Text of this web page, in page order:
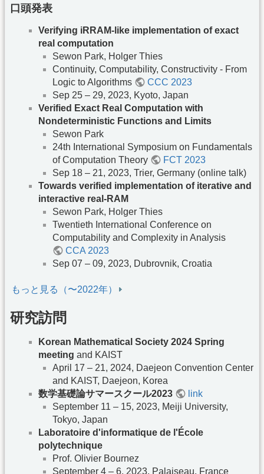
口頭発表
Verifying iRRAM-like implementation of exact
real computation
Sewon Park, Holger Thies
Continuity, Computability, Constructivity - From
Logic to Algorithms
CCC 2023
Sep 25 – 29, 2023, Kyoto, Japan
Verified Exact Real Computation with
Nondeterministic Functions and Limits
Sewon Park
24th International Symposium on Fundamentals
of Computation Theory
FCT 2023
Sep 18 – 21, 2023, Trier, Germany (online talk)
Towards verified implementation of iterative and
interactive real-RAM
Sewon Park, Holger Thies
Twentieth International Conference on
Computability and Complexity in Analysis
CCA 2023
Sep 07 – 09, 2023, Dubrovnik, Croatia
もっと見る（〜2022年）
研究訪問
Korean Mathematical Society 2024 Spring
meeting and KAIST
April 17 – 21, 2024, Daejeon Convention Center
and KAIST, Daejeon, Korea
数学基礎論サマースクール2023
link
September 11 – 15, 2023, Meiji University,
Tokyo, Japan
Laboratoire d'informatique de l'École
polytechnique
Prof. Olivier Bournez
September 4 – 6, 2023, Palaiseau, France